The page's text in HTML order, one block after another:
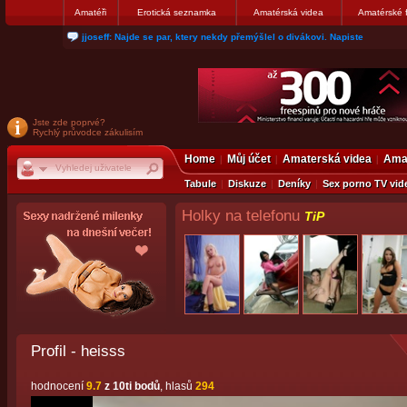
Amatéři Erotická seznamka Amatérská videa Amatérské
jjoseff: Najde se par, ktery nekdy přemýšlel o divákovi. Napiste
Jste zde poprvé?
Rychlý průvodce zákulisím
Home Můj účet Amaterská videa
Tabule Diskuze Deníky Sex porno TV
Holky na telefonu TiP
Profil - heisss
hodnocení 9.7z 10ti bodů, hlasů 294